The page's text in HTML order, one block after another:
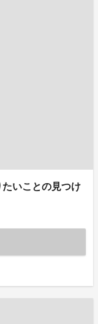
たいことの見つけ